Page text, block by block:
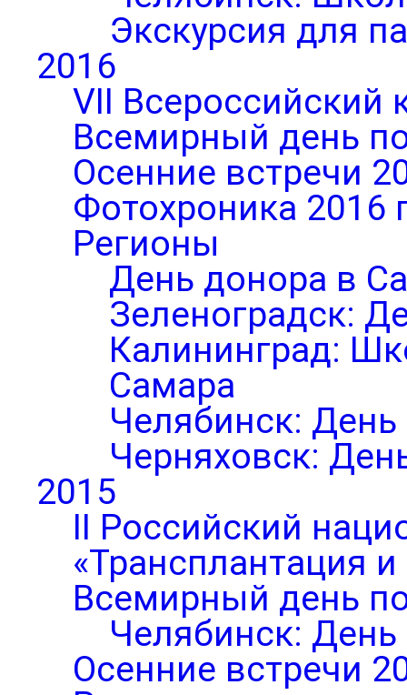
Экскурсия для
2016
VII Всероссийский
Всемирный день
Осенние встречи
Фотохроника 2016
Регионы
День донора в
Зеленоградск:
Калининград:
Самара
Челябинск: День
Черняховск:
2015
II Российский
«Трансплантация
Всемирный день
Челябинск: День
Осенние встречи